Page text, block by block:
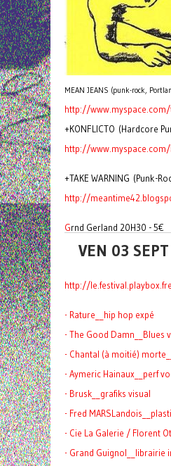
MEAN JEANS (punk-rock,
http://www.myspace.com/
+KONFLICTO (Hardcore
http://www.myspace.com/
+TAKE WARNING (Punk-
http://
Grnd Gerland 20H30 - 5€
VEN 03
http://le.festival.playbox.
- Rature__hip hop expé
- The Good Damn__Blues
- Chantal (à moitié)
- Aymeric Hainaux__perf
- Brusk__grafiks visual
- Fred
- Cie La Galerie / Florent
- Grand Guignol__librairie